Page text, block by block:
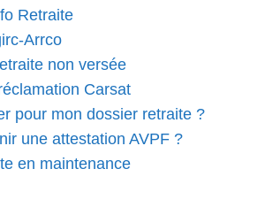
Retraite
Arrco
non versée
Carsat
pour mon dossier retraite ?
une attestation AVPF ?
en maintenance